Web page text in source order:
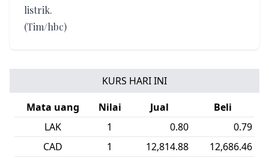
listrik.
(Tim/hbc)
KURS HARI INI
Mata uang
Nilai Jual
Beli
LAK
1 0.80
0.79
CAD
1 12,814.88
12,686.46